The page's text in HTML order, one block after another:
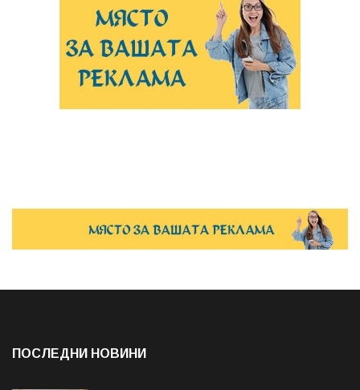
ПОСЛЕДНИ НОВИНИ